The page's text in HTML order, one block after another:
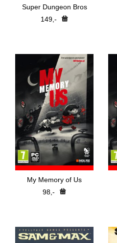
Super Dungeon Bros
149,-
My Memory of Us
98,-